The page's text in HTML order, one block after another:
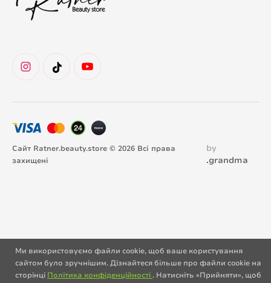
Сайт Ratner.beauty.store © 2026 Всі права
захищені
by
.grandma
Ми використовуємо файли cookie, щоб ваше користування
сайтом було зручнішим. Дізнайтеся більше про файли cookie на
сторінці Політика конфіденційності . Натисніть «Прийняти», щоб